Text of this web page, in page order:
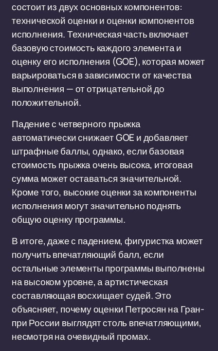
состоит из двух основных компонентов:
технической оценки и оценки компонентов
исполнения. Техническая часть включает
базовую стоимость каждого элемента и
оценку его исполнения (GOE), которая может
варьироваться в зависимости от качества
выполнения — от отрицательной до
положительной.
Падение с четверного прыжка
автоматически снижает GOE и добавляет
штрафные баллы, однако, если базовая
стоимость прыжка очень высока, итоговая
сумма может оставаться значительной.
Кроме того, высокие оценки за компоненты
исполнения могут значительно поднять
общую оценку программы.
В итоге, даже с падением, фигуристка может
получить впечатляющий балл, если
остальные элементы программы выполнены
на высоком уровне, а артистическая
составляющая восхищает судей. Это
объясняет, почему оценки Петросян на Гран-
при России выглядят столь впечатляющими,
несмотря на очевидный промах.